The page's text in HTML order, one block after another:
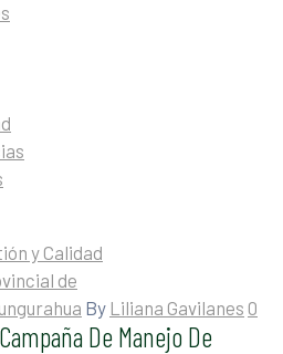
y Calidad
de
By Liliana Gavilanes 0
De Manejo De